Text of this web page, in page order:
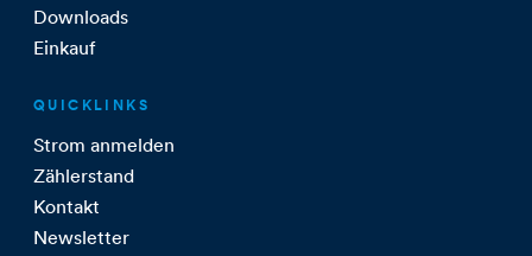
Downloads
Einkauf
QUICKLINKS
Strom anmelden
Zählerstand
Kontakt
Newsletter